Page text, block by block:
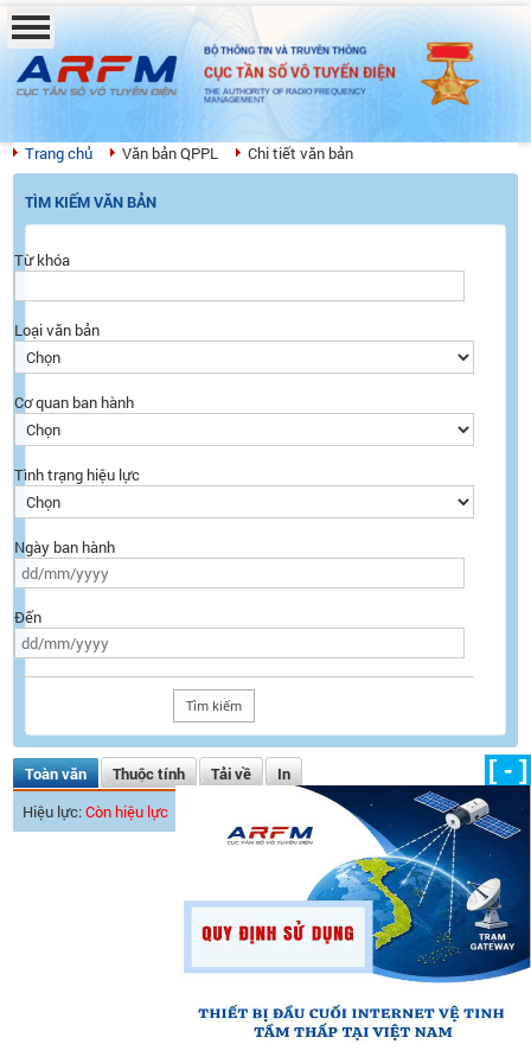
BỘ THÔNG TIN VÀ TRUYỀN THÔNG
CỤC TẦN SỐ VÔ TUYẾN ĐIỆN
THE AUTHORITY OF RADIO FREQUENCY
MANAGEMENT
Trang chủ Văn bản QPPL Chi tiết văn bản
TÌM KIẾM VĂN BẢN
Từ khóa
Loại văn bản
Cơ quan ban hành
Tình trạng hiệu lực
Ngày ban hành
Đến
Toàn văn Thuộc tính Tải về
In
Hiệu lực:Còn hiệu lực 14/03/2018
[ - ]